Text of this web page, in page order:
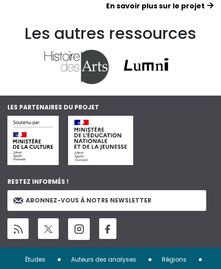
En savoir plus sur le projet
Les autres ressources
LES PARTENAIRES DU PROJET
RESTEZ INFORMÉS !
ABONNEZ-VOUS À NOTRE NEWSLETTER
Menu
Études Auteurs des analyses Régions